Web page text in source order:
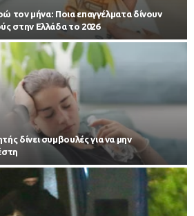
τον μήνα: Ποια επαγγέλματα δίνουν
στην Ελλάδα το 2026
δίνει συμβουλές για να μην